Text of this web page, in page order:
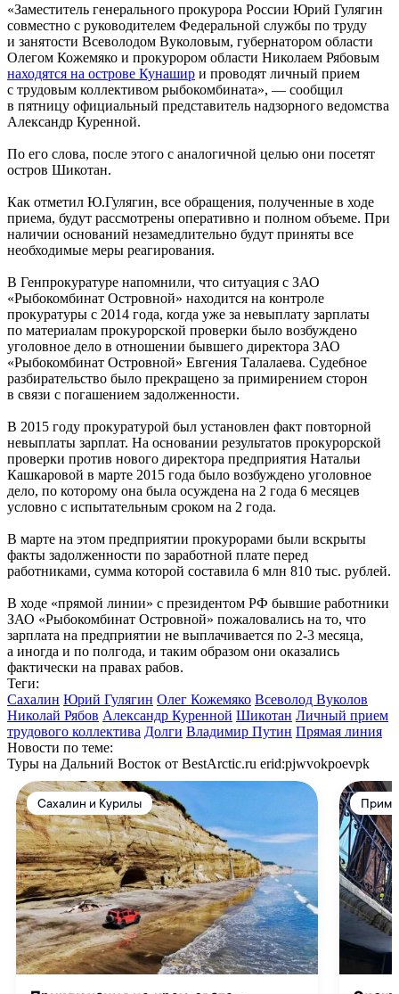
«Заместитель генерального прокурора России Юрий Гулягин
совместно с руководителем Федеральной службы по труду
и занятости Всеволодом Вуколовым, губернатором области
Олегом Кожемяко и прокурором области Николаем Рябовым
находятся на острове Кунашир и проводят личный прием
с трудовым коллективом рыбокомбината», — сообщил
в пятницу официальный представитель надзорного ведомства
Александр Куренной.
По его слова, после этого с аналогичной целью они посетят
остров Шикотан.
Как отметил Ю.Гулягин, все обращения, полученные в ходе
приема, будут рассмотрены оперативно и полном объеме. При
наличии оснований незамедлительно будут приняты все
необходимые меры реагирования.
В Генпрокуратуре напомнили, что ситуация с ЗАО
«Рыбокомбинат Островной» находится на контроле
прокуратуры с 2014 года, когда уже за невыплату зарплаты
по материалам прокурорской проверки было возбуждено
уголовное дело в отношении бывшего директора ЗАО
«Рыбокомбинат Островной» Евгения Талалаева. Судебное
разбирательство было прекращено за примирением сторон
в связи с погашением задолженности.
В 2015 году прокуратурой был установлен факт повторной
невыплаты зарплат. На основании результатов прокурорской
проверки против нового директора предприятия Натальи
Кашкаровой в марте 2015 года было возбуждено уголовное
дело, по которому она была осуждена на 2 года 6 месяцев
условно с испытательным сроком на 2 года.
В марте на этом предприятии прокурорами были вскрыты
факты задолженности по заработной плате перед
работниками, сумма которой составила 6 млн 810 тыс. рублей.
В ходе «прямой линии» с президентом РФ бывшие работники
ЗАО «Рыбокомбинат Островной» пожаловались на то, что
зарплата на предприятии не выплачивается по 2-3 месяца,
а иногда и по полгода, и таким образом они оказались
фактически на правах рабов.
Теги:
Сахалин Юрий Гулягин Олег Кожемяко Всеволод Вуколов
Николай Рябов Александр Куренной Шикотан Личный прием
трудового коллектива Долги Владимир Путин Прямая линия
Новости по теме:
Туры на Дальний Восток от BestArctic.ru erid:pjwvokpoevpk